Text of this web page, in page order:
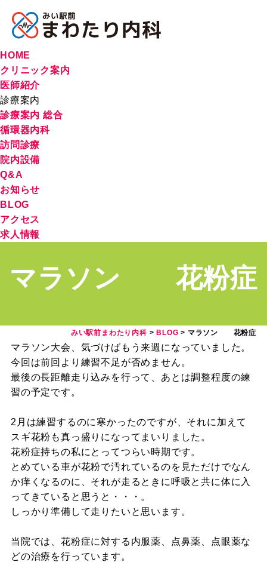
HOME
クリニック案内
医師紹介
診療案内
診療案内 総合
循環器内科
訪問診療
院内設備
Q&A
お知らせ
BLOG
アクセス
求人情報
マラソン 花粉症
みい駅前まわたり内科> BLOG > マラソン 花粉症
マラソン大会、気づけばもう来週になっていました。
今回は前回より練習不足が否めません。
最後の長距離走り込みを行って、あとは調整程度の練
習の予定です。
2月は練習するのに寒かったのですが、それに加えて
スギ花粉も真っ盛りになってまいりました。
花粉症持ちの私にとってつらい時期です。
とめている車が花粉で汚れているのを見ただけでなん
か痒くなるのに、それが走るときに呼吸と共に体に入
ってきていると思うと・・・。
しっかり準備して走りたいと思います。
当院では、花粉症に対する内服薬、点鼻薬、点眼薬な
どの治療を行っています。